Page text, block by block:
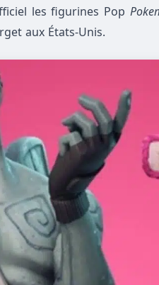
lesfigurines Pop P
aux États-Unis.